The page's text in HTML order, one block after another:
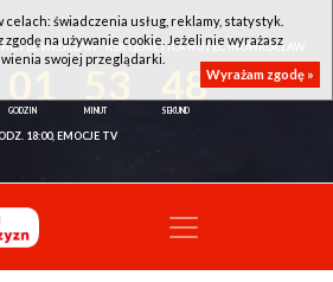
WROCŁAW - KSK QEMETICA NOTEĆ INOWROCŁAW
48
18:00, EMOCJE TV
celach: świadczenia usług, reklamy, statystyk.
na używanie cookie. Jeżeli nie wyrażasz
swojej przeglądarki.
Wyrażam zgodę »